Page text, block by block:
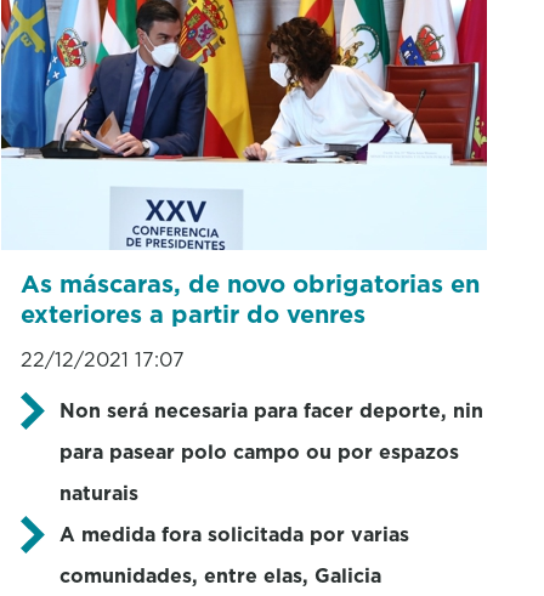
As máscaras, de novo obrigatorias en
exteriores a partir do venres
22/12/2021 17:07
Non será necesaria para facer deporte, nin
para pasear polo campo ou por espazos
naturais
A medida fora solicitada por varias
comunidades, entre elas, Galicia